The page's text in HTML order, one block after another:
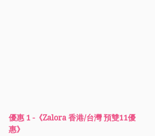
優惠 1 -《Zalora 香港/台灣 預雙11優
惠》